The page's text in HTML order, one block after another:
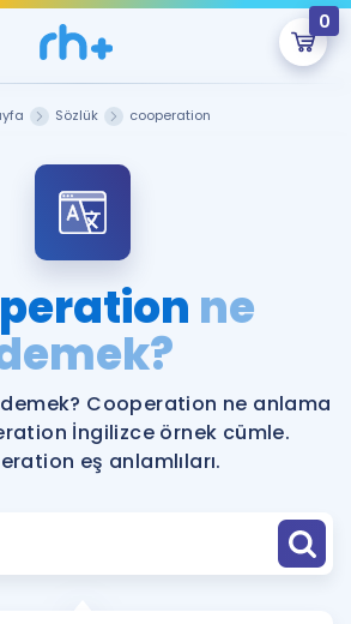
0
Şifremi Hatırlamıyorum
Şu An Boş.
sınava hazırlayacak onlarca eğitim seni
bekliyor!
İngilizce Gramer
Sözlük cooperation
ne
Cooperation ne anlama
İngilizce örnek cümle.
eş anlamlıları.